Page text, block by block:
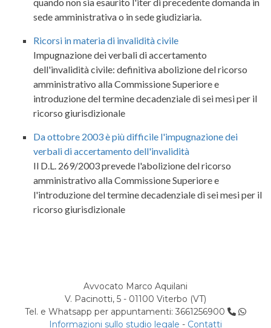
sede amministrativa o in sede giudiziaria.
Ricorsi in materia di invalidità civile
Impugnazione dei verbali di accertamento
dell'invalidità civile: definitiva abolizione del ricorso
amministrativo alla Commissione Superiore e
introduzione del termine decadenziale di sei mesi per il
ricorso giurisdizionale
Da ottobre 2003 è più difficile l'impugnazione dei
verbali di accertamento dell'invalidità
Il D.L. 269/2003 prevede l'abolizione del ricorso
amministrativo alla Commissione Superiore e
l'introduzione del termine decadenziale di sei mesi per il
ricorso giurisdizionale
Avvocato Marco Aquilani
V. Pacinotti, 5 - 01100 Viterbo (VT)
Tel. e Whatsapp per appuntamenti: 3661256900
Informazioni sullo studio legale - Contatti